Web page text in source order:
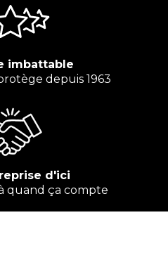
imbattable
depuis 1963
d'ici
quand ça compte